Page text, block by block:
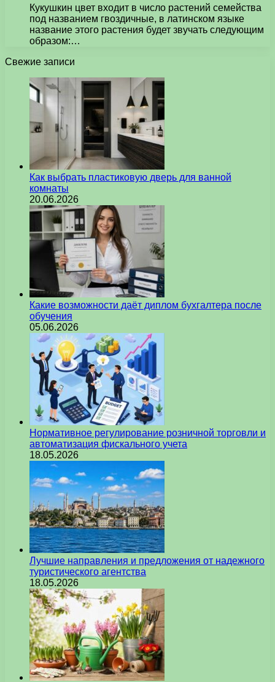
Кукушкин цвет входит в число растений семейства
под названием гвоздичные, в латинском языке
название этого растения будет звучать следующим
образом:…
Свежие записи
Как выбрать пластиковую дверь для ванной
комнаты
20.06.2026
Какие возможности даёт диплом бухгалтера после
обучения
05.06.2026
Нормативное регулирование розничной торговли и
автоматизация фискального учета
18.05.2026
Лучшие направления и предложения от надежного
туристического агентства
18.05.2026